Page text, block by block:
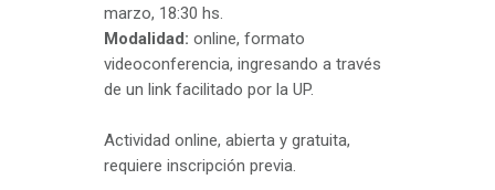
marzo, 18:30 hs.
Modalidad: online, formato
videoconferencia, ingresando a través
de un link facilitado por la UP.
Actividad online, abierta y gratuita,
requiere inscripción previa.